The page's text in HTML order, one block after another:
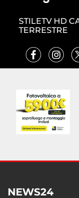
STILETV HD
TERRESTRE
NEWS24